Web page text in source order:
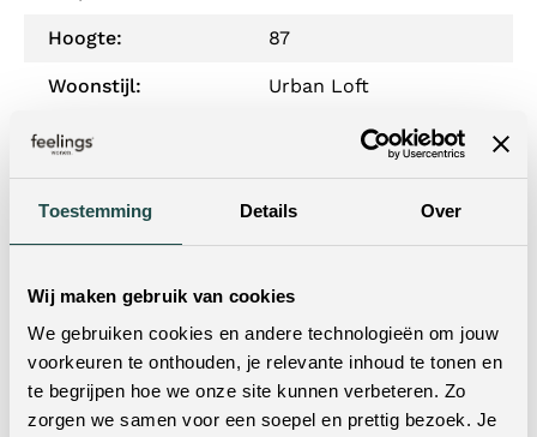
Toestemming Details Over
Wij maken gebruik van cookies
We gebruiken cookies en andere technologieën om jouw
voorkeuren te onthouden, je relevante inhoud te tonen en
te begrijpen hoe we onze site kunnen verbeteren. Zo
zorgen we samen voor een soepel en prettig bezoek. Je
Hoogte: 87
Woonstijl: Urban Loft
Materiaal onderstel:
Zitdiepte: 45
Armleuning: Ja
Verrijdbaar: Nee
Verstelbare hoogte: Nee